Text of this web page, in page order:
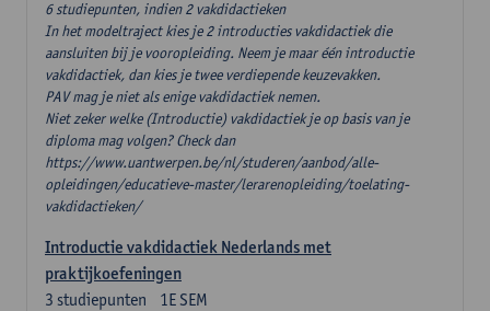
6 studiepunten, indien 2 vakdidactieken
In het modeltraject kies je 2 introducties vakdidactiek die
aansluiten bij je vooropleiding. Neem je maar één introductie
vakdidactiek, dan kies je twee verdiepende keuzevakken.
PAV mag je niet als enige vakdidactiek nemen.
Niet zeker welke (Introductie) vakdidactiek je op basis van je
diploma mag volgen? Check dan
https://www.uantwerpen.be/nl/studeren/aanbod/alle-
opleidingen/educatieve-master/lerarenopleiding/toelating-
vakdidactieken/
Introductie vakdidactiek Nederlands met
praktijkoefeningen
1E SEM
3 studiepunten